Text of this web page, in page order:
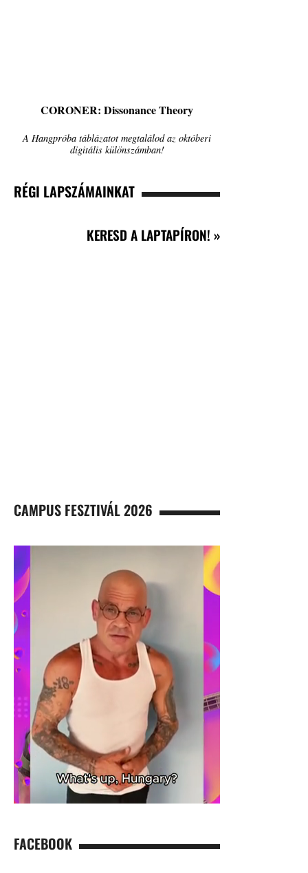
CORONER: Dissonance Theory
A Hangpróba táblázatot megtalálod az októberi
digitális különszámban!
RÉGI LAPSZÁMAINKAT
KERESD A LAPTAPÍRON! »
CAMPUS FESZTIVÁL 2026
FACEBOOK